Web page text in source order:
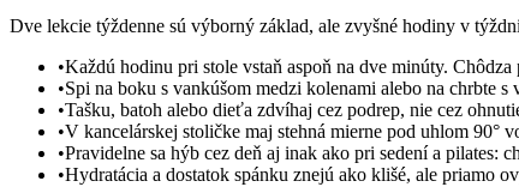
Dve lekcie týždenne sú výborný základ, ale zvyšné hodiny v
•Každú hodinu pri stole vstaň aspoň na dve minúty.
•Spi na boku s vankúšom medzi kolenami alebo na chrbte
•Tašku, batoh alebo dieťa zdvíhaj cez podrep, nie cez
•V kancelárskej stoličke maj stehná mierne pod uhlom
•Pravidelne sa hýb cez deň aj inak ako pri sedení a
•Hydratácia a dostatok spánku znejú ako klišé, ale priamo